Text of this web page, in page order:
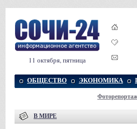
11 октября, пятница
ОБЩЕСТВО ЭКОНОМИКА
В МИРЕ